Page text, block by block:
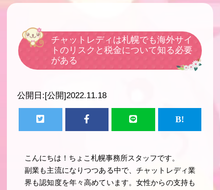
チャットレディは札幌でも海外サイ
トのリスクと税金について知る必要
がある
公開日:[公開]2022.11.18
こんにちは！ちょこ札幌事務所スタッフです。
副業も主流になりつつある中で、チャットレディ業
界も認知度を年々高めています。女性からの支持も